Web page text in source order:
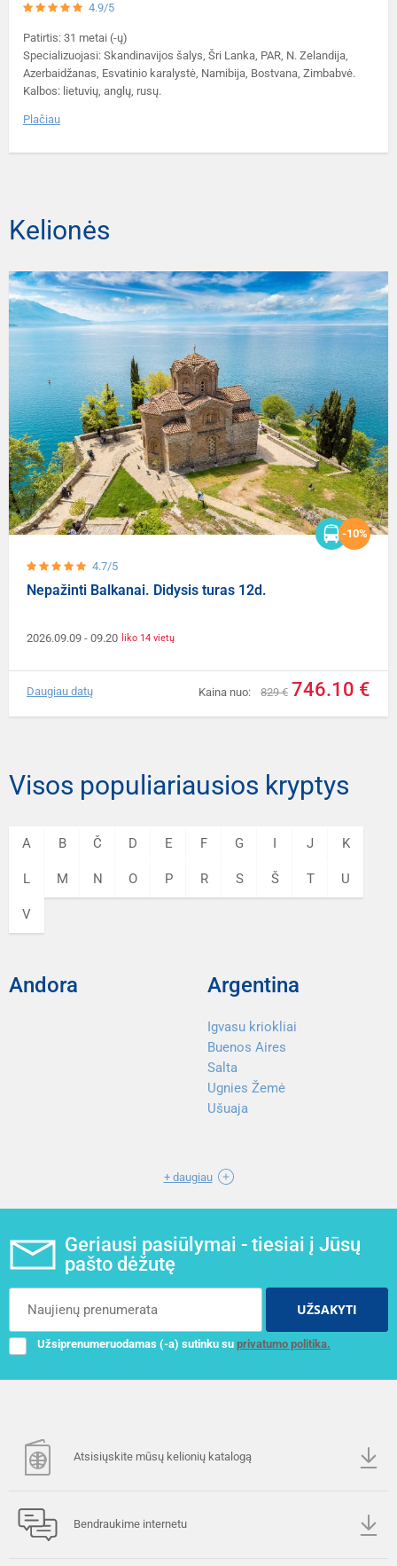
4.9/5
Patirtis: 31 metai (-ų)
Specializuojasi: Skandinavijos šalys, Šri Lanka, PAR, N. Zelandija,
Azerbaidžanas, Esvatinio karalystė, Namibija, Bostvana, Zimbabvė.
Kalbos: lietuvių, anglų, rusų.
Plačiau
Kelionės
4.7/5
-10%
Nepažinti Balkanai. Didysis turas 12d.
2026.09.09 - 09.20 liko 14 vietų
Kaina nuo: 829 € 746.10 €
Daugiau datų
Visos populiariausios kryptys
A B Č D E F G J K
L M N O P R S Š T U
V
Andora Argentina
Igvasu kriokliai
Buenos Aires
Salta
Ugnies Žemė
Ušuaja
+ daugiau
Geriausi pasiūlymai - tiesiai į Jūsų
pašto dėžutę
UŽSAKYTI
Užsiprenumeruodamas (-a) sutinku su privatumo politika.
Atsisiųskite mūsų kelionių katalogą
Bendraukime internetu